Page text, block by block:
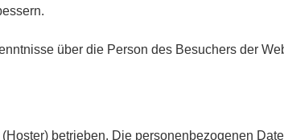
über die Person des Besuchers der
betrieben. Die personenbezogenen